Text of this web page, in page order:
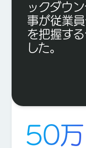
ックダウ
事が従業
を把握す
した。
50万